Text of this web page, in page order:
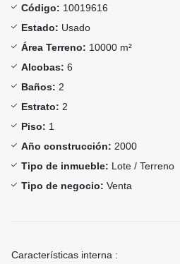
Código: 10019616
Estado: Usado
Área Terreno: 10000 m²
Alcobas: 6
Baños: 2
Estrato: 2
Piso: 1
Año construcción: 2000
Tipo de inmueble: Lote / Terreno
Tipo de negocio: Venta
Características interna :